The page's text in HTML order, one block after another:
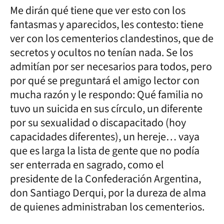
Me dirán qué tiene que ver esto con los
fantasmas y aparecidos, les contesto: tiene
ver con los cementerios clandestinos, que de
secretos y ocultos no tenían nada. Se los
admitían por ser necesarios para todos, pero
por qué se preguntará el amigo lector con
mucha razón y le respondo: Qué familia no
tuvo un suicida en sus círculo, un diferente
por su sexualidad o discapacitado (hoy
capacidades diferentes), un hereje… vaya
que es larga la lista de gente que no podía
ser enterrada en sagrado, como el
presidente de la Confederación Argentina,
don Santiago Derqui, por la dureza de alma
de quienes administraban los cementerios.